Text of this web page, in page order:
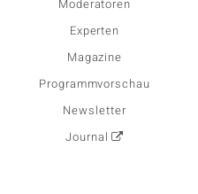
Moderatoren
Experten
Magazine
Programmvorschau
Newsletter
Journal